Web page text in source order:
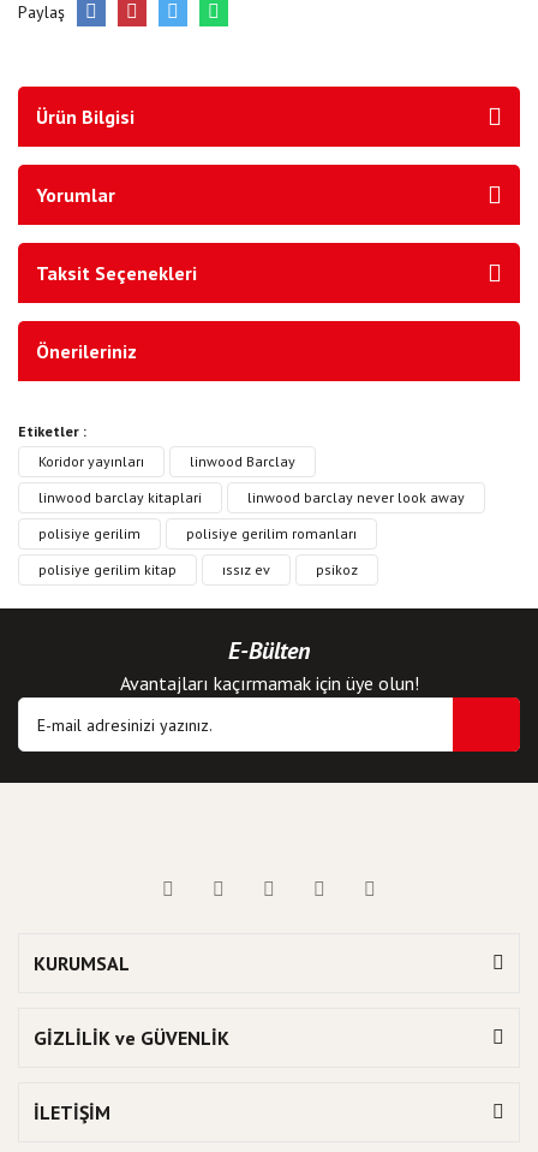
Paylaş
Ürün Bilgisi
Yorumlar
Taksit Seçenekleri
Önerileriniz
Etiketler :
Koridor yayınları
linwood Barclay
linwood barclay kitaplari
linwood barclay never look away
polisiye gerilim
polisiye gerilim romanları
polisiye gerilim kitap
ıssız ev psikoz
E-Bülten
Avantajları kaçırmamak için üye olun!
KURUMSAL
GİZLİLİK ve GÜVENLİK
İLETİŞİM